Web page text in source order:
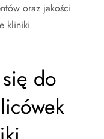
oraz jakości
kliniki
do